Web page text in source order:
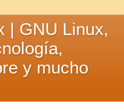
| GNU Linux,
y mucho